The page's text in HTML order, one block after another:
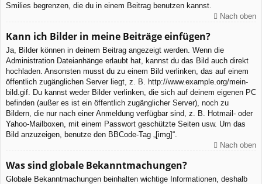
Smilies begrenzen, die du in einem Beitrag benutzen kannst.
Nach oben
Kann ich Bilder in meine Beiträge einfügen?
Ja, Bilder können in deinem Beitrag angezeigt werden. Wenn die
Administration Dateianhänge erlaubt hat, kannst du das Bild auch direkt
hochladen. Ansonsten musst du zu einem Bild verlinken, das auf einem
öffentlich zugänglichen Server liegt, z. B. http://www.example.org/mein-
bild.gif. Du kannst weder Bilder verlinken, die sich auf deinem eigenen PC
befinden (außer es ist ein öffentlich zugänglicher Server), noch zu
Bildern, die nur nach einer Anmeldung verfügbar sind, z. B. Hotmail- oder
Yahoo-Mailboxen, mit einem Passwort geschützte Seiten usw. Um das
Bild anzuzeigen, benutze den BBCode-Tag „[img]“.
Nach oben
Was sind globale Bekanntmachungen?
Globale Bekanntmachungen beinhalten wichtige Informationen, deshalb